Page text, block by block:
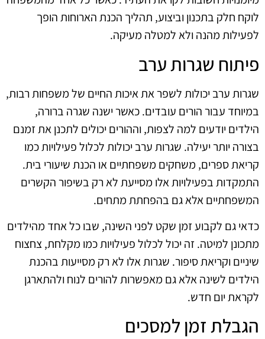
לוקח חלק בתכנון וביצוע, תהליך הכנת הארוחות הופך
לפעילות מהנה ולא למטלה מעיקה.
פיתוח שגרות ערב
שגרות ערב יכולות לשפר את איכות החיים של משפחות רבות,
במיוחד עבור הורים עובדים. כאשר ישנה שגרה ברורה,
הילדים יודעים למה לצפות, וההורים יכולים לתכנן את זמנם
בצורה יותר יעילה. שגרות ערב יכולות לכלול פעילויות כמו
קריאת ספרים, משחקים משפחתיים או הכנת שיעורי בית.
התמקדות בפעילויות אלו מסייעת לא רק בשיפור הקשרים
המשפחתיים אלא גם בהפחתת מתחים.
כדאי גם לקבוע זמן שקט לפני השינה, שבו כל אחד מהילדים
מתכונן למיטה. זה יכול לכלול פעילויות כמו מקלחת, צחצוח
שיניים וקריאת סיפור. שגרות אלו לא רק מסייעות בהכנת
הילדים לשינה אלא גם מאפשרות להורים לנוח ולהתארגן
לקראת יום חדש.
הגבלת זמן למסכים